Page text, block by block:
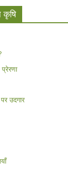
उदगार